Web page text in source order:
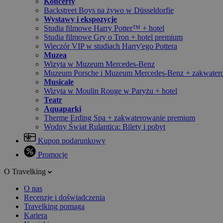
Backstreet Boys na żywo w Düsseldorfie
Wystawy i ekspozycje
Studia filmowe Harry Potter™ + hotel
Studia filmowe Gry o Tron + hotel premium
Wieczór VIP w studiach Harry'ego Pottera
Muzea
Wizyta w Muzeum Mercedes-Benz
Muzeum Porsche i Muzeum Mercedes-Benz +
Musicale
Wizyta w Moulin Rouge w Paryżu + hotel
Teatr
Aquaparki
Therme Erding Spa + zakwaterowanie premium
Wodny Świat Rulantica: Bilety i pobyt
Kupon podarunkowy
Promocje
O Travelking
O nas
Recenzje i doświadczenia
Travelking pomaga
Kariera